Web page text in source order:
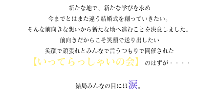
新たな地で、新たな学びを求め
今までとはまた違う結婚式を創っていきたい。
そんな前向きな想いから新たな地へ進むことを決意しました。
前向きだからこそ笑顔で送り出したい
笑顔で頑張れとみんなで言うつもりで開催された
【いってらっしゃいの会】 のはずが・・・・
結局みんなの目には 涙 。